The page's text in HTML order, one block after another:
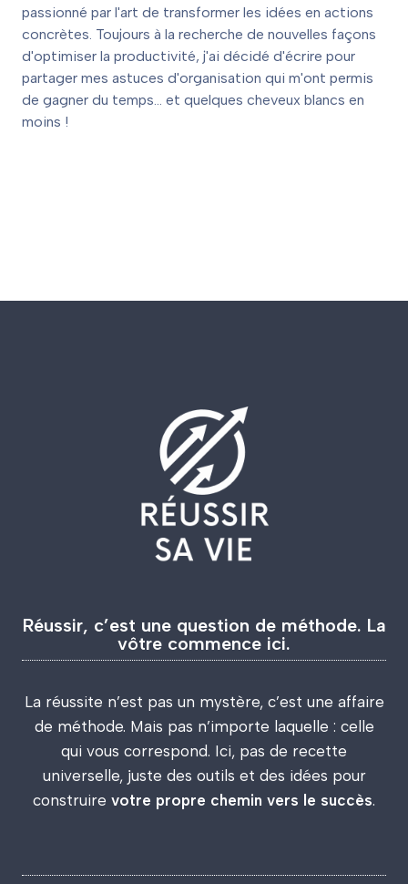
passionné par l'art de transformer les idées en actions
concrètes. Toujours à la recherche de nouvelles façons
d'optimiser la productivité, j'ai décidé d'écrire pour
partager mes astuces d'organisation qui m'ont permis
de gagner du temps… et quelques cheveux blancs en
moins !
Réussir, c’est une question de méthode. La
vôtre commence ici.
La réussite n’est pas un mystère, c’est une affaire
de méthode. Mais pas n’importe laquelle : celle
qui vous correspond. Ici, pas de recette
universelle, juste des outils et des idées pour
construire votre propre chemin vers le succès.